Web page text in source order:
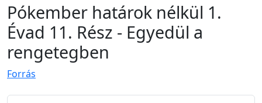
Pókember határok nélkül 1.
Évad 11. Rész - Egyedül a
rengetegben
Forrás